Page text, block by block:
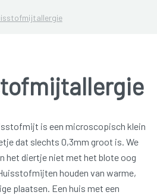
is een microscopisch klein
dat slechts 0,3mm groot is. We
het diertje niet met het blote oog
houden van warme,
plaatsen. Een huis met een